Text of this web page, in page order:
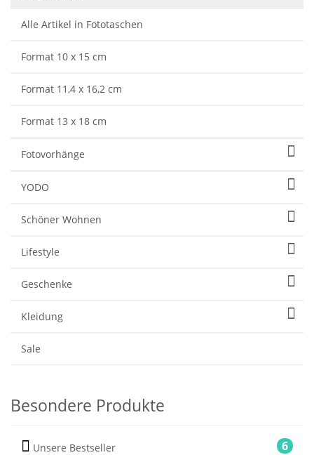
Alle Artikel in Fototaschen
Format 10 x 15 cm
Format 11,4 x 16,2 cm
Format 13 x 18 cm
Fotovorhänge
YODO
Schöner Wohnen
Lifestyle
Geschenke
Kleidung
Sale
Besondere Produkte
6
Unsere Bestseller